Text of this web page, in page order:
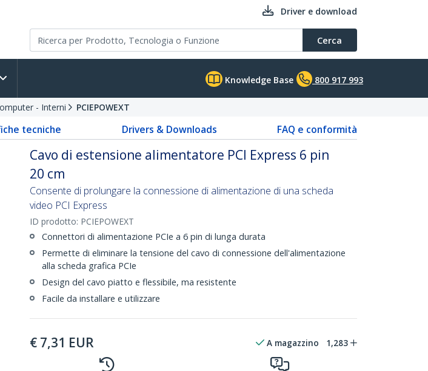
Driver e download
Cerca
Knowledge Base 800 917 993
- Interni PCIEPOWEXT
tecniche Drivers & Downloads FAQ e conformità
Cavo di estensione alimentatore PCI Express 6 pin
20 cm
Consente di prolungare la connessione di alimentazione di una scheda
video PCI Express
ID prodotto: PCIEPOWEXT
Connettori di alimentazione PCIe a 6 pin di lunga durata
Permette di eliminare la tensione del cavo di connessione dell'alimentazione
alla scheda grafica PCIe
Design del cavo piatto e flessibile, ma resistente
Facile da installare e utilizzare
€ 7,31 EUR A magazzino 1,283